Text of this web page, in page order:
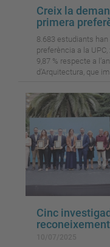
Creix la
primera
8.683 estudiants
preferència a la
9,87 % respecte a
d’Arquitectura, que
Cinc